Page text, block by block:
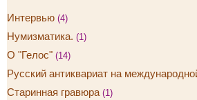
Интервью (4)
Нумизматика. (1)
О "Гелос" (14)
Русский антиквариат на
Старинная гравюра (1)